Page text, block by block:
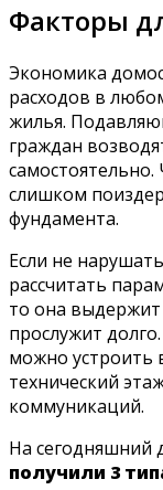
Факторы
Экономика
расходов в
жилья.
граждан
слишком
фундамента.
Если не
рассчитать
то она выдержит
прослужит
можно устроить
технический
коммуникаций.
На сегодняшний
получили 3